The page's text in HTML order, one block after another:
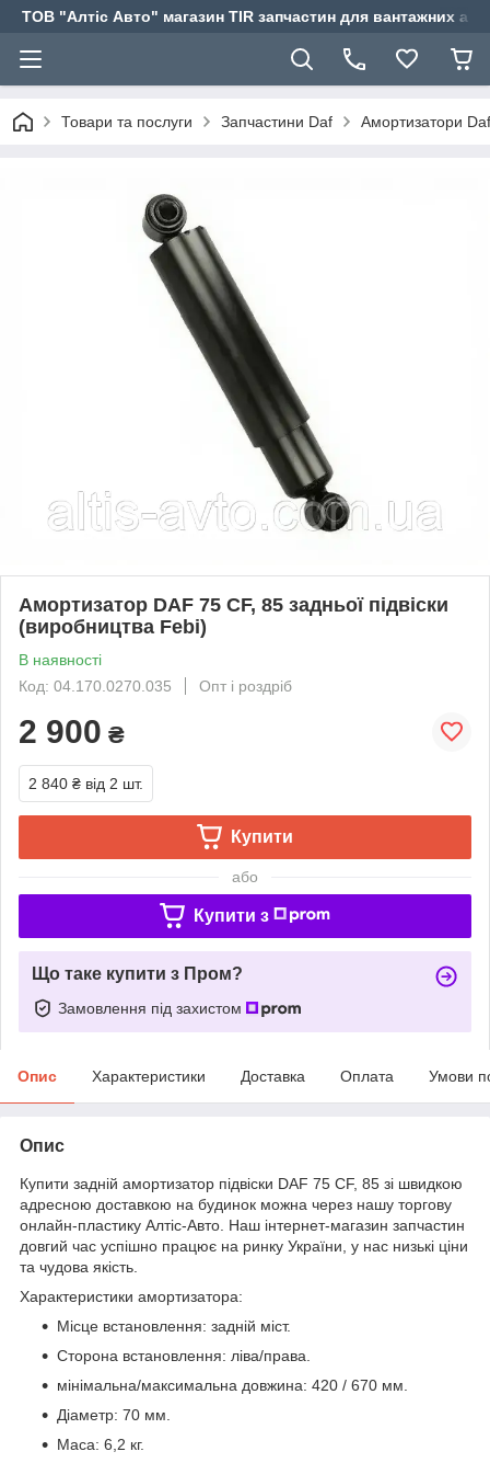
ТОВ "Алтіс Авто" магазин TIR запчастин для вантажних
Товари та послуги Запчастини Daf Амортизатори Daf
Амортизатор DAF 75 CF, 85 задньої підвіски
(виробництва Febi)
В наявності
Код: 04.170.0270.035
Опт і роздріб
2 900 ₴
2 840 ₴ від 2 шт.
Купити
або
Купити з
Що таке купити з Пром?
Замовлення під захистом
Опис Характеристики Доставка Оплата Умови
Опис
Купити задній амортизатор підвіски DAF 75 CF, 85 зі швидкою
адресною доставкою на будинок можна через нашу торгову
онлайн-пластику Алтіс-Авто. Наш інтернет-магазин запчастин
довгий час успішно працює на ринку України, у нас низькі ціни
та чудова якість.
Характеристики амортизатора:
Місце встановлення: задній міст.
Сторона встановлення: ліва/права.
мінімальна/максимальна довжина: 420 / 670 мм.
Діаметр: 70 мм.
Маса: 6,2 кг.